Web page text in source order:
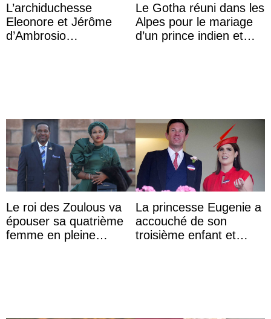
L’archiduchesse
Eleonore et Jérôme
d’Ambrosio
Le Gotha réuni dans les
Alpes pour le mariage
d’un prince indien et
Le roi des Zoulous va
épouser sa quatrième
femme en pleine
La princesse Eugenie a
accouché de son
troisième enfant et